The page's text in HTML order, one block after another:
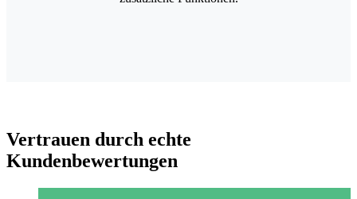
Vertrauen durch echte
Kundenbewertungen